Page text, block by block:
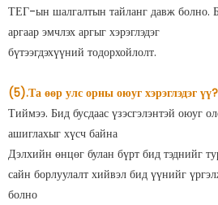
ТЕГ-ын шалгалтын тайланг давж болно.
аргаар эмчлэх аргыг хэрэглэдэг
бүтээгдэхүүний тодорхойлолт.
(5).Та өөр улс орны оюуг хэрэглэдэг үү?
Тиймээ. Бид бусдаас үзэсгэлэнтэй оюуг
ашиглахыг хүсч байна
Дэлхийн өнцөг булан бүрт бид тэднийг
сайн борлуулалт хийвэл бид үүнийг
болно